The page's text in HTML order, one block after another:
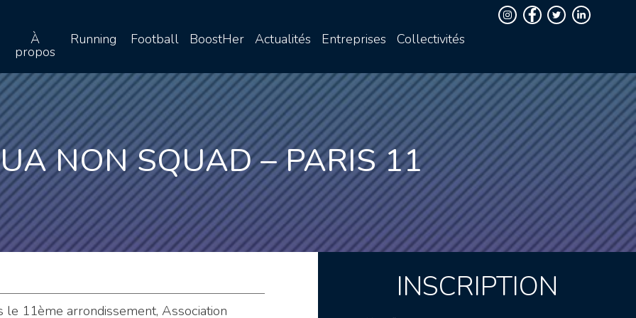
À
propos
Running Football BoostHer Actualités Entreprises Collectivités
NON SQUAD – PARIS 11
le 11ème arrondissement, Association
INSCRIPTION